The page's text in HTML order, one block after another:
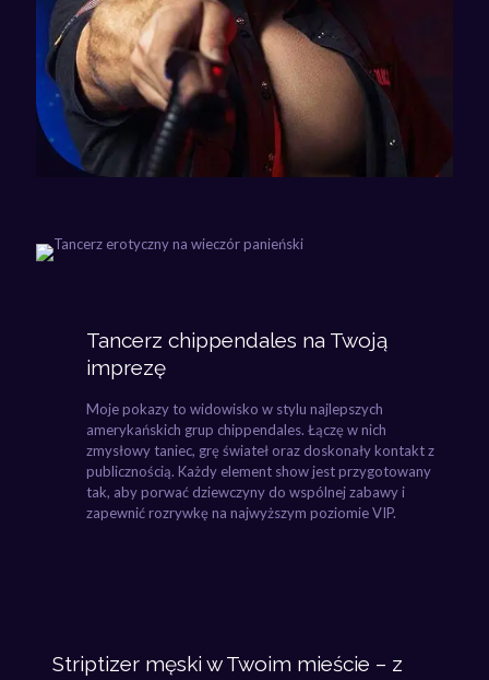
Tancerz chippendales na Twoją
imprezę
Moje pokazy to widowisko w stylu najlepszych
amerykańskich grup chippendales. Łączę w nich
zmysłowy taniec, grę świateł oraz doskonały kontakt z
publicznością. Każdy element show jest przygotowany
tak, aby porwać dziewczyny do wspólnej zabawy i
zapewnić rozrywkę na najwyższym poziomie VIP.
Striptizer męski w Twoim mieście – z